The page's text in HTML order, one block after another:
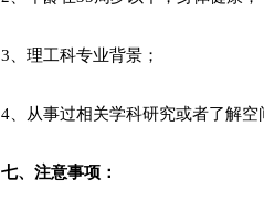
3、理工科专业背景；
4、从事过相关学科研究或者了解空
七、注意事项：